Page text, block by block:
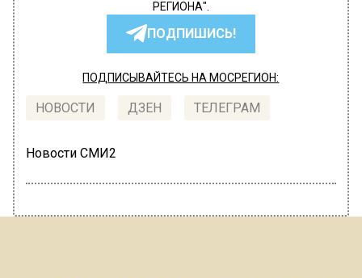
РЕГИОНА".
ПОДПИШИСЬ!
ПОДПИСЫВАЙТЕСЬ НА МОСРЕГИОН:
НОВОСТИ ДЗЕН ТЕЛЕГРАМ
Новости СМИ2